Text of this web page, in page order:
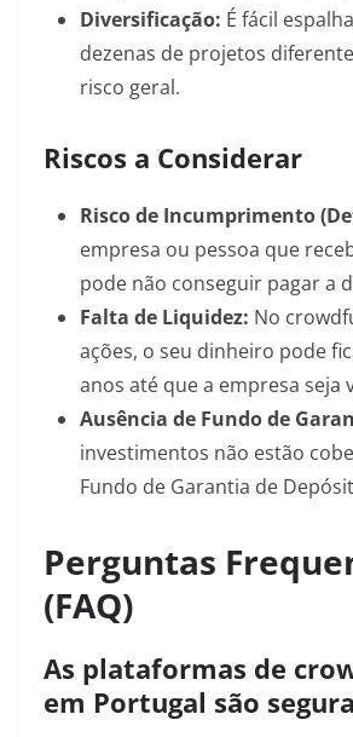
Diversificação: É fácil
dezenas de projetos
risco geral.
Riscos a Considerar
Risco de Incumprimento
empresa ou pessoa que
pode não conseguir pagar a
Falta de Liquidez: No
ações, o seu dinheiro pode
anos até que a empresa seja
Ausência de Fundo de
investimentos não estão
Fundo de Garantia de
Perguntas
(FAQ)
As plataformas de
em Portugal são